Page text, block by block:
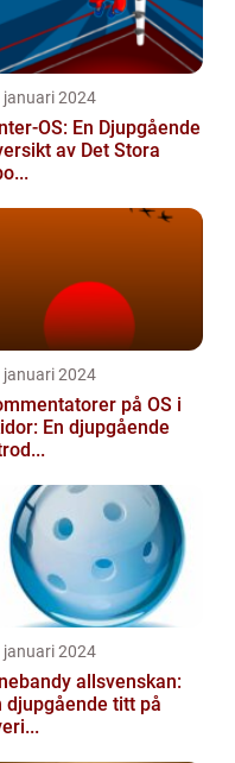
januari 2024
OS: En Djupgående
av Det Stora
januari 2024
på OS i
En djupgående
januari 2024
allsvenskan:
djupgående titt på